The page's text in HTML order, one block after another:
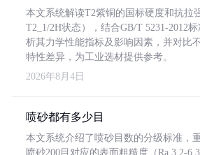
本文系统解读T2紫铜的国标硬度和抗拉
T2_1/2H状态），结合GB/T 5231-2012
析其力学性能指标及影响因素，并对比
特性差异，为工业选材提供参考。
2026年8月4日
喷砂都有多少目
本文系统介绍了喷砂目数的分级标准，
喷砂200目对应的表面粗糙度（Ra 3.2-